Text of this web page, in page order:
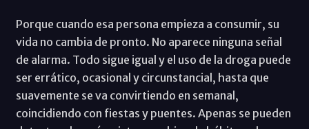
Porque cuando esa persona empieza a consumir, su
vida no cambia de pronto. No aparece ninguna señal
de alarma. Todo sigue igual y el uso de la droga puede
ser errático, ocasional y circunstancial, hasta que
suavemente se va convirtiendo en semanal,
coincidiendo con fiestas y puentes. Apenas se pueden